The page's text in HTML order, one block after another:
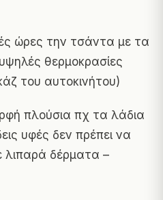
ώρες την τσάντα με τα
θερμοκρασίες
του αυτοκινήτου)
πλούσια πχ τα λάδια
υφές δεν πρέπει να
λιπαρά δέρματα –